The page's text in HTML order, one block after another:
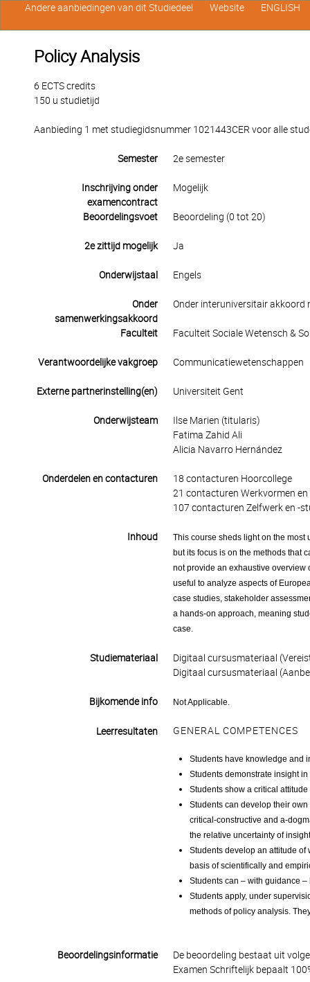
Policy Analysis
6 ECTS credits
150 u studietijd
Aanbieding 1 met studiegidsnummer 1021443CER voor alle
Semester 2e semester
Inschrijving onder
examencontract
Mogelijk
Beoordelingsvoet Beoordeling (0 tot 20)
2e zittijd mogelijk Ja
Onderwijstaal Engels
Onder
samenwerkingsakkoord
Onder interuniversitair akkoord
Faculteit Faculteit Sociale Wetensch &
Verantwoordelijke vakgroep Communicatiewetenschappen
Externe partnerinstelling(en) Universiteit Gent
Onderwijsteam
Ilse Marien (titularis)
Fatima Zahid Ali
Alicia Navarro Hernández
Onderdelen en contacturen
18 contacturen Hoorcollege
21 contacturen Werkvormen en
107 contacturen Zelfwerk en -
Inhoud
This course sheds light on the most
but its focus is on the methods that
not provide an exhaustive overview
useful to analyze aspects of
case studies, stakeholder
a hands-on approach, meaning
case.
Studiemateriaal
Digitaal cursusmateriaal
Digitaal cursusmateriaal
Bijkomende info Not Applicable.
Leerresultaten GENERAL COMPETENCES
Students have knowledge and
Students demonstrate insight
Students show a critical
Students can develop their
critical-constructive and a-
the relative uncertainty of
Students develop an attitude
basis of scientifically and
Students can – with guidance
Students apply, under
methods of policy analysis.
Beoordelingsinformatie
De beoordeling bestaat uit
Examen Schriftelijk bepaalt
Andere aanbiedingen van dit Studiedeel Website ENGLISH